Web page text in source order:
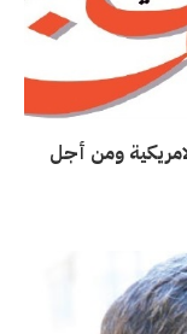
ومن أجل